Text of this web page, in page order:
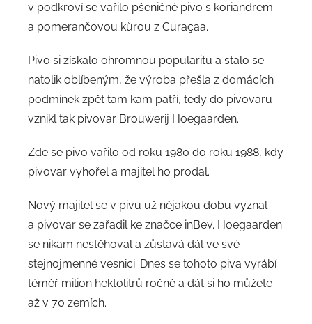
v podkroví se vařilo pšeničné pivo s koriandrem
a pomerančovou kůrou z Curaçaa.
Pivo si získalo ohromnou popularitu a stalo se
natolik oblíbeným, že výroba přešla z domácích
podmínek zpět tam kam patří, tedy do pivovaru –
vznikl tak pivovar Brouwerij Hoegaarden.
Zde se pivo vařilo od roku 1980 do roku 1988, kdy
pivovar vyhořel a majitel ho prodal.
Nový majitel se v pivu už nějakou dobu vyznal
a pivovar se zařadil ke značce inBev. Hoegaarden
se nikam nestěhoval a zůstává dál ve své
stejnojmenné vesnici. Dnes se tohoto piva vyrábí
téměř milion hektolitrů ročně a dát si ho můžete
až v 70 zemích.